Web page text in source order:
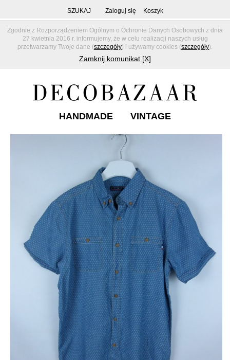
Zgodnie z Rozporządzeniem Ogólnym o Ochronie Danych Osobowych z dnia
27 kwietnia 2016 r. informujemy, że w celu realizacji naszych usług
przetwarzamy Twoje dane (szczegóły) i używamy cookies (szczegóły).
Zamknij komunikat [X]
SZUKAJ Zaloguj się Koszyk
HANDMADE VINTAGE